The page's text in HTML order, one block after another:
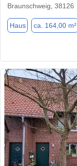
Braunschweig, 38126
Haus ca. 164,00 m²